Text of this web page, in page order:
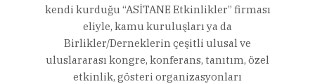
kendi kurduğu “ASİTANE Etkinlikler” firması
eliyle, kamu kuruluşları ya da
Birlikler/Derneklerin çeşitli ulusal ve
uluslararası kongre, konferans, tanıtım, özel
etkinlik, gösteri organizasyonları